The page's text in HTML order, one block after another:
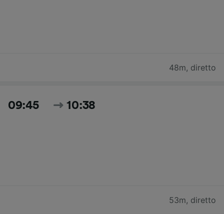
48m, diretto
09:45 10:38
53m, diretto